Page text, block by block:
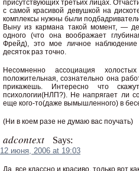
присутствующих третьих лицах.
с самой красивой девушкой на
комплексы нужны были
Выну из кармана такой момент, —
одного (что она воображает
Фрейд), это мое личное
десяток раз точно.
Несомненно ассоциация
положительная, сознательно она
прикажешь. Интересно что
психологии(НЛП?). Не напрягает ли
еще кого-то(даже вымышленного) в
(Ни в коем разе не думаю вас поучать)
adcontext Says:
12 июня, 2006 at 19:03
Да, все классно и красиво, только вот